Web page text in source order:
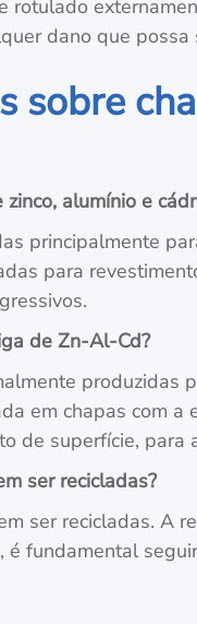
rotulado
dano que
sobre
alumínio e
principalmente
para
de Zn-Al-Cd?
produzidas
em chapas com
de superfície,
ser recicladas?
ser recicladas. A
fundamental